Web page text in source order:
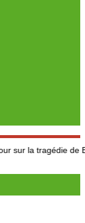
de Boumerdes :